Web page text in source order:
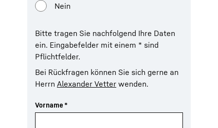
Nein
Bitte tragen Sie nachfolgend Ihre Daten
ein. Eingabefelder mit einem * sind
Pflichtfelder.
Bei Rückfragen können Sie sich gerne an
Herrn Alexander Vetter wenden.
Vorname *